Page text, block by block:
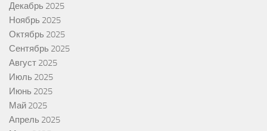
Декабрь 2025
Ноябрь 2025
Октябрь 2025
Сентябрь 2025
Август 2025
Июль 2025
Июнь 2025
Май 2025
Апрель 2025